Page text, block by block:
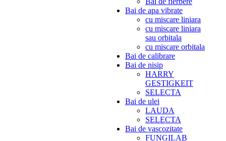
Bai de apa vibrate
cu miscare liniara
cu miscare liniara
sau orbitala
cu miscare orbitala
Bai de calibrare
Bai de nisip
HARRY
GESTIGKEIT
SELECTA
Bai de ulei
LAUDA
SELECTA
Bai de vascozitate
FUNGILAB